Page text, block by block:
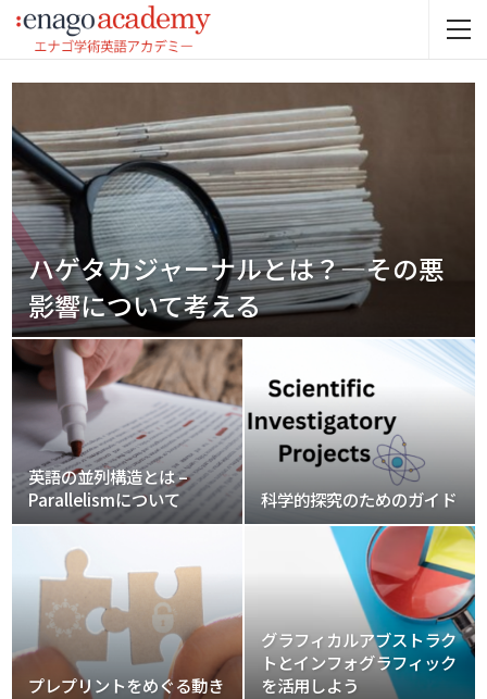
ハゲタカジャーナルとは？―その悪
影響について考える
英語の並列構造とは –
Parallelismについて
科学的探究のためのガイド
プレプリントをめぐる動き
グラフィカルアブストラク
トとインフォグラフィック
を活用しよう